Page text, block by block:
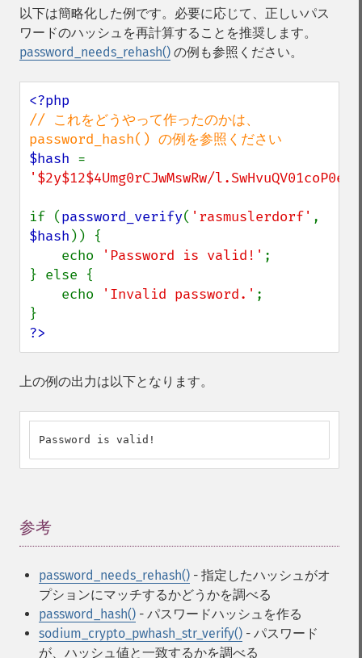
以下は簡略化した例です。必要に応じて、正しいパス
ワードのハッシュを再計算することを推奨します。
password_needs_rehash() の例も参照ください。
// これをどうやって作ったのかは、
$hash
'$2y$12$4Umg0rCJwMswRw/
if (password_verify( 'rasmuslerdorf'
$hash )) {
    echo
'Password is valid!' ;
} else {
    echo
'Invalid password.' ;
?>
上の例の出力は以下となります。
Password is valid!
参考
password_needs_rehash() - 指定したハッシュがオ
プションにマッチするかどうかを調べる
password_hash() - パスワードハッシュを作る
sodium_crypto_pwhash_str_verify() - パスワード
が、ハッシュ値と一致するかを調べる